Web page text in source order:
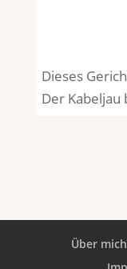
Dieses
Der
Über mich